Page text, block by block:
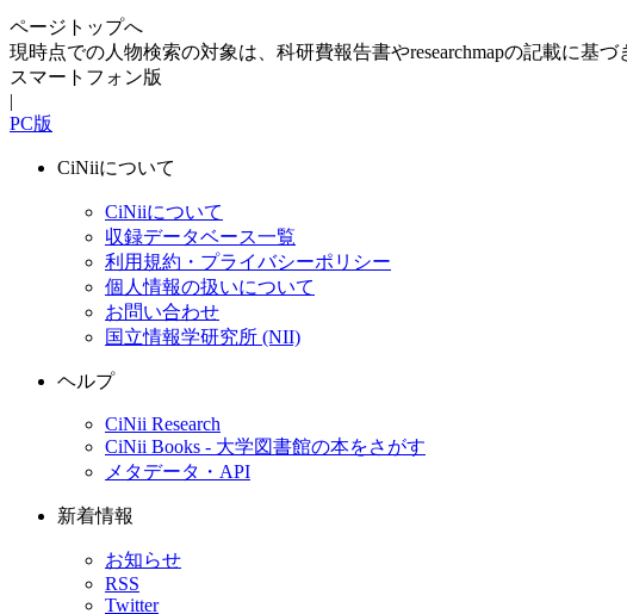
ページトップへ
現時点での人物検索の対象は、科研費報告書やresearchmapの記載に基
スマートフォン版
|
PC版
CiNiiについて
CiNiiについて
収録データベース一覧
利用規約・プライバシーポリシー
個人情報の扱いについて
お問い合わせ
国立情報学研究所 (NII)
ヘルプ
CiNii Research
CiNii Books - 大学図書館の本をさがす
メタデータ・API
新着情報
お知らせ
RSS
Twitter